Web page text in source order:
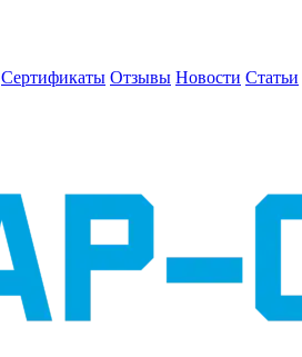
Сертификаты Отзывы Новости Статьи